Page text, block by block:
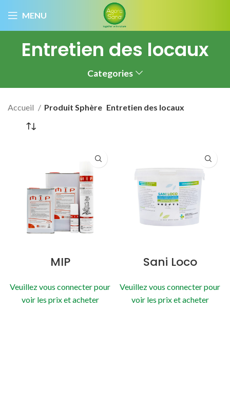
MENU
Entretien des locaux
Categories
Accueil Produit Sphère Entretien des locaux
MIP
Veuillez vous connecter pour
voir les prix et acheter
Sani Loco
Veuillez vous connecter pour
voir les prix et acheter